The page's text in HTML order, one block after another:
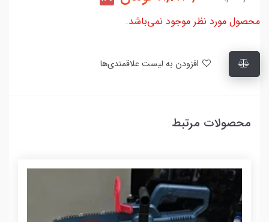
محصول مورد نظر موجود نمی‌باشد.
محصولات مرتبط